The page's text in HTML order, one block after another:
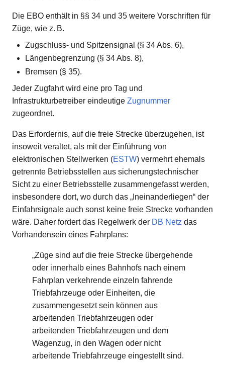
Die EBO enthält in §§ 34 und 35 weitere Vorschriften für
Züge, wie z. B.
Zugschluss- und Spitzensignal (§ 34 Abs. 6),
Längenbegrenzung (§ 34 Abs. 8),
Bremsen (§ 35).
Jeder Zugfahrt wird eine pro Tag und
Infrastrukturbetreiber eindeutige Zugnummer
zugeordnet.
Das Erfordernis, auf die freie Strecke überzugehen, ist
insoweit veraltet, als mit der Einführung von
elektronischen Stellwerken (ESTW) vermehrt ehemals
getrennte Betriebsstellen aus sicherungstechnischer
Sicht zu einer Betriebsstelle zusammengefasst werden,
insbesondere dort, wo durch das „Ineinanderliegen“ der
Einfahrsignale auch sonst keine freie Strecke vorhanden
wäre. Daher fordert das Regelwerk der DB Netz das
Vorhandensein eines Fahrplans:
„Züge sind auf die freie Strecke übergehende
oder innerhalb eines Bahnhofs nach einem
Fahrplan verkehrende einzeln fahrende
Triebfahrzeuge oder Einheiten, die
zusammengesetzt sein können aus
arbeitenden Triebfahrzeugen oder
arbeitenden Triebfahrzeugen und dem
Wagenzug, in den Wagen oder nicht
arbeitende Triebfahrzeuge eingestellt sind.